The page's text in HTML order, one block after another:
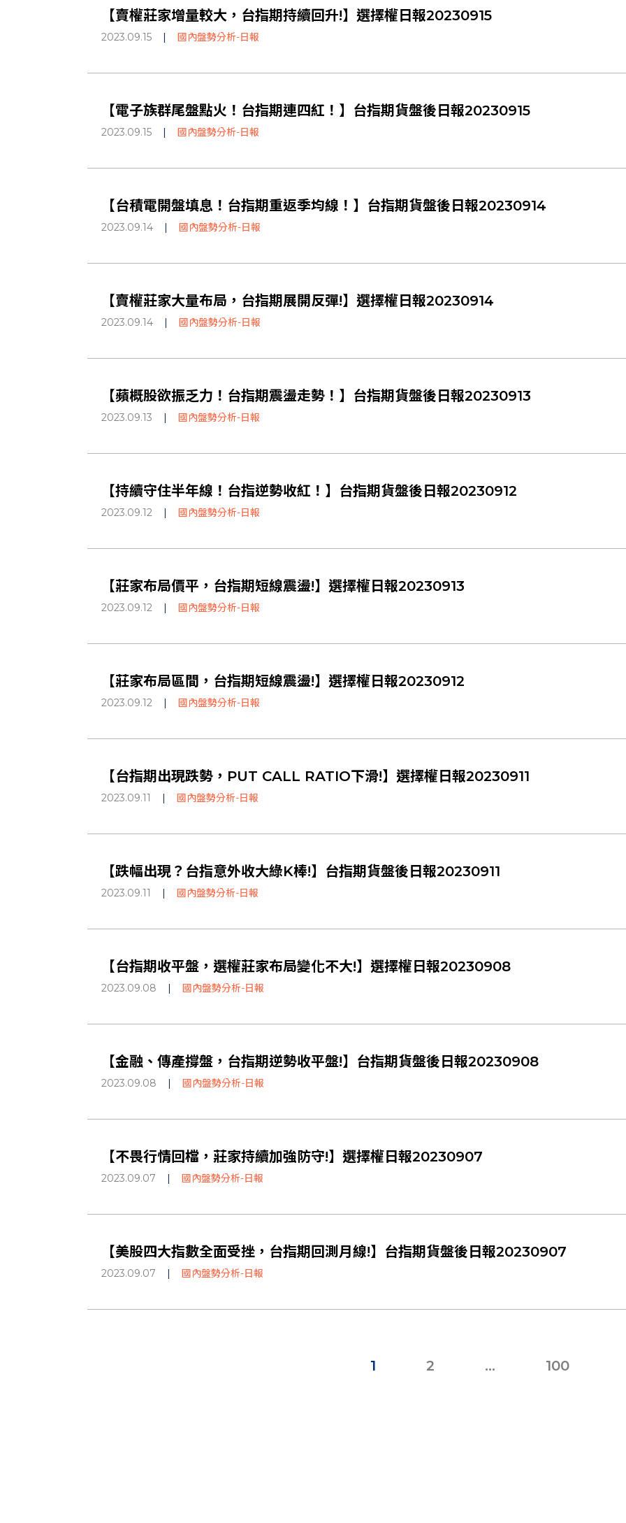
【賣權莊家增量較大，台指期持續回升!】選擇權日報20230915
2023.09.15 | 國內盤勢分析-日報
【電子族群尾盤點火！台指期連四紅！】台指期貨盤後日報20230915
2023.09.15 | 國內盤勢分析-日報
【台積電開盤填息！台指期重返季均線！】台指期貨盤後日報20230914
2023.09.14 | 國內盤勢分析-日報
【賣權莊家大量布局，台指期展開反彈!】選擇權日報20230914
2023.09.14 | 國內盤勢分析-日報
【蘋概股欲振乏力！台指期震盪走勢！】台指期貨盤後日報20230913
2023.09.13 | 國內盤勢分析-日報
【持續守住半年線！台指逆勢收紅！】台指期貨盤後日報20230912
2023.09.12 | 國內盤勢分析-日報
【莊家布局價平，台指期短線震盪!】選擇權日報20230913
2023.09.12 | 國內盤勢分析-日報
【莊家布局區間，台指期短線震盪!】選擇權日報20230912
2023.09.12 | 國內盤勢分析-日報
【台指期出現跌勢，PUT CALL RATIO下滑!】選擇權日報20230911
2023.09.11 | 國內盤勢分析-日報
【跌幅出現？台指意外收大綠K棒!】台指期貨盤後日報20230911
2023.09.11 | 國內盤勢分析-日報
【台指期收平盤，選權莊家布局變化不大!】選擇權日報20230908
2023.09.08 | 國內盤勢分析-日報
【金融、傳產撐盤，台指期逆勢收平盤!】台指期貨盤後日報20230908
2023.09.08 | 國內盤勢分析-日報
【不畏行情回檔，莊家持續加強防守!】選擇權日報20230907
2023.09.07 | 國內盤勢分析-日報
【美股四大指數全面受挫，台指期回測月線!】台指期貨盤後日報20230907
2023.09.07 | 國內盤勢分析-日報
1 2 ... 100